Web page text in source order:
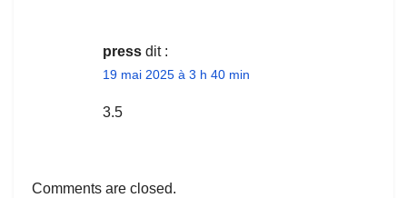
press dit :
19 mai 2025 à 3 h 40 min
3.5
Comments are closed.